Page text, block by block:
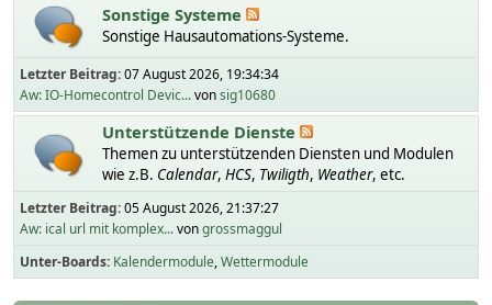
Sonstige Systeme
Sonstige Hausautomations-Systeme.
Letzter Beitrag:07 August 2026, 19:34:34
Aw: IO-Homecontrol Devic...vonsig10680
Unterstützende Dienste
Themen zu unterstützenden Diensten und Modulen
wie z.B. Calendar, HCS, Twiligth, Weather, etc.
Letzter Beitrag:05 August 2026, 21:37:27
Aw: ical url mit komplex...vongrossmaggul
Unter-Boards Kalendermodule Wettermodule